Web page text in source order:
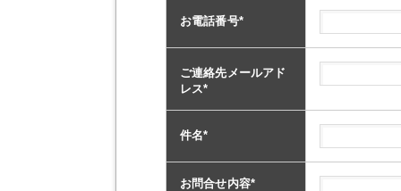
お電話番号*
ご連絡先メールアド
レス*
件名*
お問合せ内容*